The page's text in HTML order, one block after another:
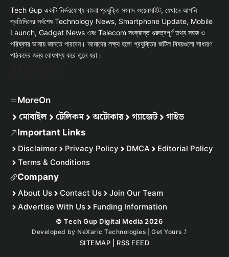
Tech Gup একটি নির্ভরযোগ্য বাংলা প্রযুক্তি সংবাদ ওয়েবসাইট, যেখানে আপনি
প্রতিদিনের সর্বশেষ Technology News, Smartphone Update, Mobile
Launch, Gadget News এবং Telecom সংক্রান্ত গুরুত্বপূর্ণ তথ্য সহজ ও
পরিষ্কার ভাষায় জানতে পারবেন। আমাদের লক্ষ্য হলো প্রযুক্তির জটিল বিষয়গুলো সাধারণ
পাঠকদের জন্য বোধগম্য করে তুলে ধরা।
MoreOn
মোবাইল টেলিকম অটোকার গ্যাজেট গাইড
Important Links
Disclaimer Privacy Policy DMCA
Editorial Policy
Terms & Conditions
Company
About Us Contact Us
Join Our Team
Advertise With Us
Funding Information
© Tech Gup Digital Media 2026
Developed by NeXaric Technologies | Get Yours⤴︎
SITEMAP RSS FEED